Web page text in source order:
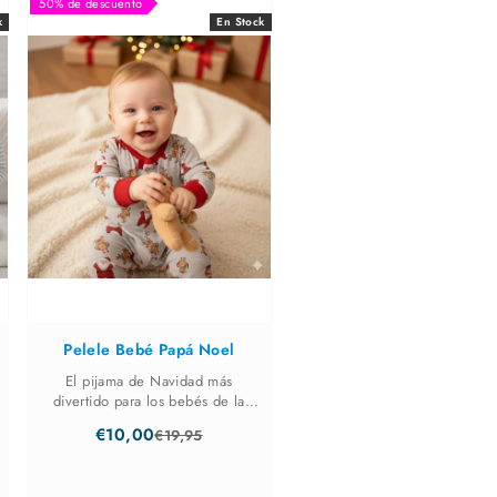
5
stars
50% de descuento
Pelele Bebé Papá Noel
El pijama de Navidad más
divertido para los bebés de la
para qué sea más cómodo
€10,00Old
€19,95
En Stock